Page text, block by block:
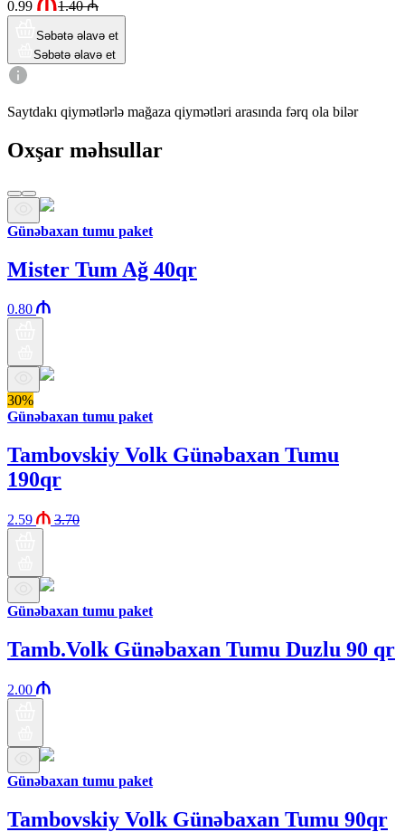
0.99
1.40₼
Səbətə əlavə et
Səbətə əlavə et
Saytdakı qiymətlərlə mağaza qiymətləri arasında fərq ola bilər
Oxşar məhsullar
Günəbaxan tumu paket
Mister Tum Ağ 40qr
0.80
30%
Günəbaxan tumu paket
Tambovskiy Volk Günəbaxan Tumu
190qr
2.59 3.70
Günəbaxan tumu paket
Tamb.Volk Günəbaxan Tumu Duzlu 90 qr
2.00
Günəbaxan tumu paket
Tambovskiy Volk Günəbaxan Tumu 90qr